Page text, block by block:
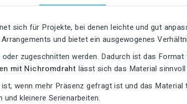
sich für Projekte, bei denen leichte und gut
und bietet ein ausgewogenes
zugeschnitten werden. Dadurch ist das
mit Nichromdraht lässt sich das Material
wenn mehr Präsenz gefragt ist und das
kleinere Serienarbeiten.